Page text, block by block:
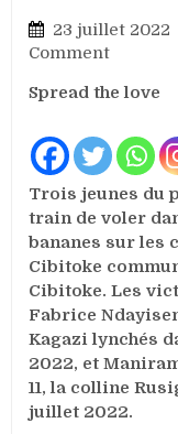
23 juillet 2022
Commenton
jeunes
affiliés
au
parti
CNDD-
FDD
lynchés
en
flagrant
délit
dans
les
Spread the love
Trois jeunes du
train de voler
bananes sur les
Cibitoke
Cibitoke. Les
Fabrice
Kagazi lynchés
2022, et
11, la colline
juillet 2022.